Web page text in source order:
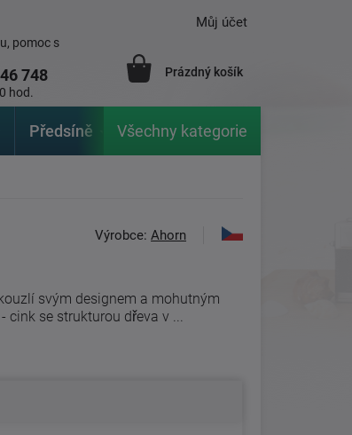
pomoc s
748
hod.
Můj účet
Prázdný košík
Předsíně Zahrada Značky
Všechny kategorie
Výrobce:Ahorn
svým designem a mohutným
cink se strukturou dřeva v ...